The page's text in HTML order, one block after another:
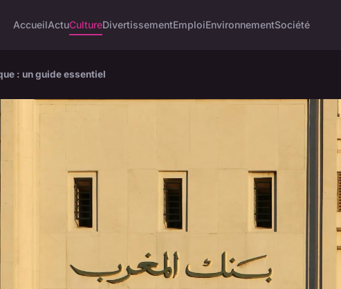
AccueilActuCultureDivertissementEmploiEnvironnementSociété
: un guide essentiel